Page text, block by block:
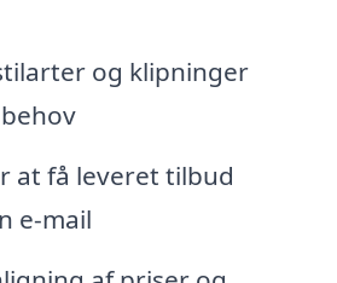
og klipninger
at få leveret tilbud
e-mail